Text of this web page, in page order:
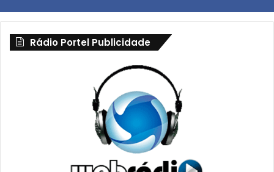
Rádio Portel Publicidade